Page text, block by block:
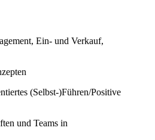
Ein- und Verkauf,
(Selbst-)Führen/Positive
und Teams in